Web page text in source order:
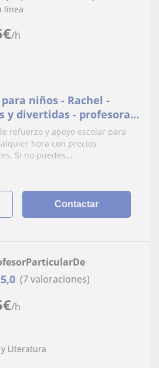
€/h
línea
niños - Rachel -
y divertidas - profesora
u online
refuerzo y apoyo escolar para
hora con precios
Si no puedes...
Contactar
€/h
5,0 (7 valoraciones)
Literatura